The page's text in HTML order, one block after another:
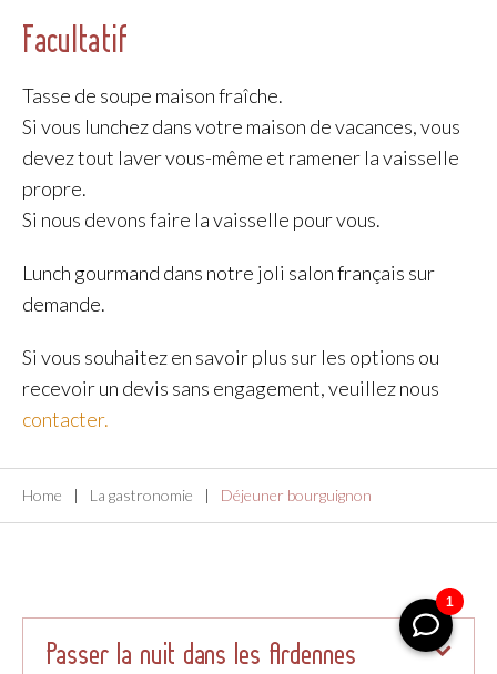
Facultatif
Tasse de soupe maison fraîche.
Si vous lunchez dans votre maison de vacances, vous
devez tout laver vous-même et ramener la vaisselle
propre.
Si nous devons faire la vaisselle pour vous.
Lunch gourmand dans notre joli salon français sur
demande.
Si vous souhaitez en savoir plus sur les options ou
recevoir un devis sans engagement, veuillez nous
contacter.
Home La gastronomie Déjeuner bourguignon
Passer la nuit dans les Ardennes